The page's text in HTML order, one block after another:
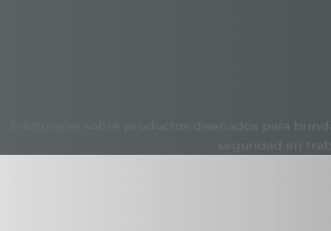
Centro de
Informarse sobre productos diseñados para
seguridad en